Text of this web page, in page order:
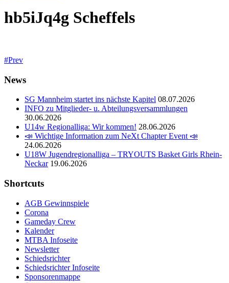
hb5iJq4g Scheffels
Prev
News
SG Mannheim startet ins nächste Kapitel 08.07.2026
INFO zu Mitglieder- u. Abteilungsversammlungen
30.06.2026
U14w Regionalliga: Wir kommen! 28.06.2026
📣 Wichtige Information zum NeXt Chapter Event 📣
24.06.2026
U18W Jugendregionalliga – TRYOUTS Basket Girls Rhein-
Neckar 19.06.2026
Shortcuts
AGB Gewinnspiele
Corona
Gameday Crew
Kalender
MTBA Infoseite
Newsletter
Schiedsrichter
Schiedsrichter Infoseite
Sponsorenmappe